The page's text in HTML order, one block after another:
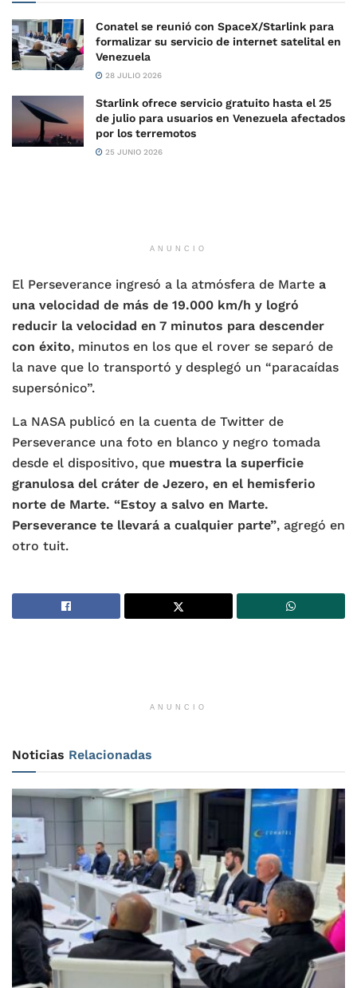
Conatel se reunió con SpaceX/Starlink para
formalizar su servicio de internet satelital en
Venezuela
28 JULIO 2026
Starlink ofrece servicio gratuito hasta el 25
de julio para usuarios en Venezuela afectados
por los terremotos
25 JUNIO 2026
ANUNCIO
El Perseverance ingresó a la atmósfera de Marte a
una velocidad de más de 19.000 km/h y logró
reducir la velocidad en 7 minutos para descender
con éxito, minutos en los que el rover se separó de
la nave que lo transportó y desplegó un “paracaídas
supersónico”.
La NASA publicó en la cuenta de Twitter de
Perseverance una foto en blanco y negro tomada
desde el dispositivo, que muestra la superficie
granulosa del cráter de Jezero, en el hemisferio
norte de Marte. “Estoy a salvo en Marte.
Perseverance te llevará a cualquier parte”, agregó en
otro tuit.
ANUNCIO
Noticias Relacionadas